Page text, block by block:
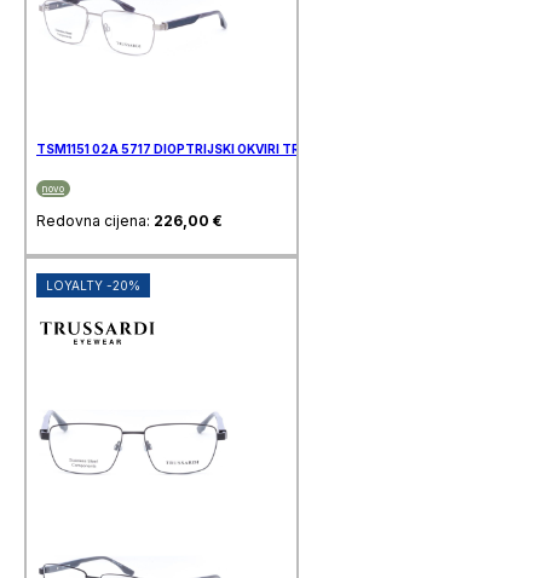
TSM1151 02A 5717 DIOPTRIJSKI OKVIRI TRUSSARDI
novo
Redovna cijena: 226,00 €
LOYALTY -20%